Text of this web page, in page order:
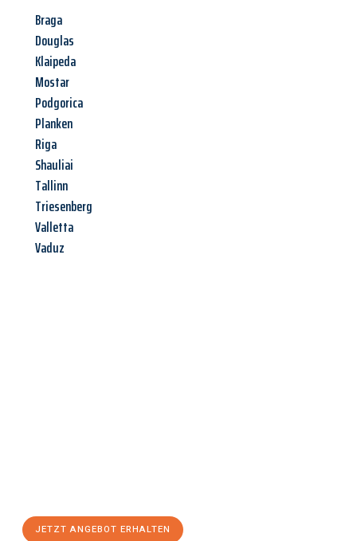
Braga
Douglas
Klaipeda
Mostar
Podgorica
Planken
Riga
Shauliai
Tallinn
Triesenberg
Valletta
Vaduz
JETZT ANGEBOT ERHALTEN